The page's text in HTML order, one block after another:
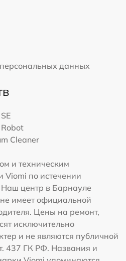
данных
Cleaner
и техническим
Viomi по истечении
центр в Барнауле
имеет официальной
Цены на ремонт,
исключительно
и не являются публичной
437 ГК РФ. Названия и